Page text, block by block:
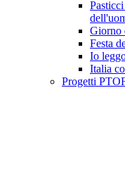
Giorno
Festa
Io
Italia
Progetti